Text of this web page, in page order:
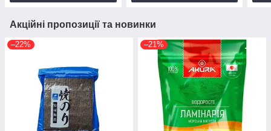
Акційні пропозиції та новинки
–22% –21%